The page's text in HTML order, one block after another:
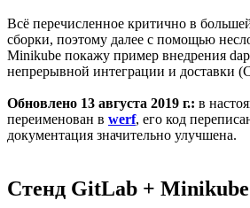
Всё перечисленное критично в
сборки, поэтому далее с помощью
Minikube покажу пример внедрения
непрерывной интеграции и доставки
Обновлено 13 августа 2019 г.: в
переименован в werf, его код
документация значительно улучшена.
Стенд GitLab +